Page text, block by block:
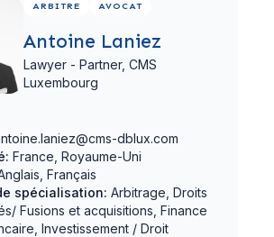
ARBITRE AVOCAT
Antoine Laniez
Lawyer - Partner, CMS
Luxembourg
dblux.com
France, Royaume-Uni
Français
spécialisation: Arbitrage, Droits
Fusions et acquisitions, Finance
Investissement / Droit